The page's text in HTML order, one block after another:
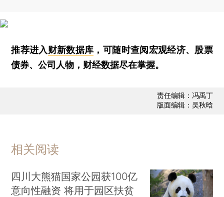
推荐进入财新数据库 ，可随时查阅宏观经济、股票
债券、公司人物，财经数据尽在掌握。
责任编辑：冯禹丁
版面编辑：吴秋晗
相关阅读
四川大熊猫国家公园获100亿
意向性融资 将用于园区扶贫